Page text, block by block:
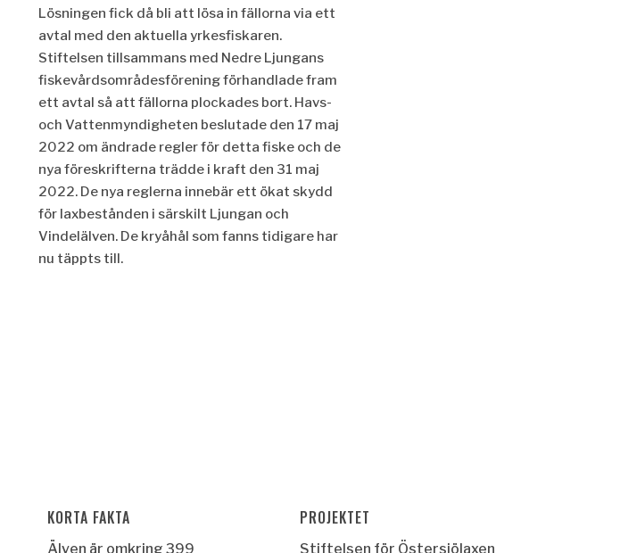
Lösningen fick då bli att lösa in fällorna via ett
avtal med den aktuella yrkesfiskaren.
Stiftelsen tillsammans med Nedre Ljungans
fiskevårdsområdesföreningförhandlade fram
ett avtal så att fällorna plockades bort. Havs-
och Vattenmyndigheten beslutade den 17 maj
2022 om ändrade regler för detta fiske och de
nya föreskrifterna trädde i kraft den 31 maj
2022. De nya reglerna innebär ett ökat skydd
för laxbestånden i särskilt Ljungan och
Vindelälven. De kryåhål som fanns tidigare har
nu täppts till.
KORTA FAKTA
Älven är omkring 399
PROJEKTET
Stiftelsen för Östersjölaxen